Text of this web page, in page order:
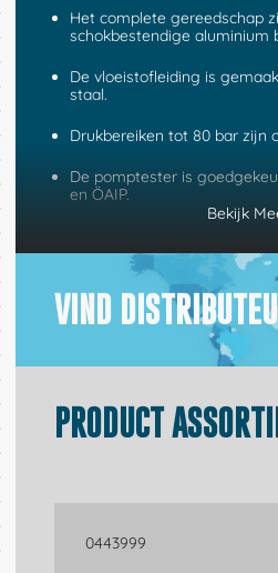
Het complete gereedschap
schokbestendige aluminium
De vloeistofleiding is
staal.
Drukbereiken tot 80 bar zijn
De pomptester is
en ÖAIP.
Bekijk
VIND
PRODUCT
0443999